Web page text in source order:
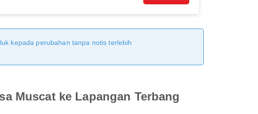
kepada perubahan tanpa notis terlebih
Muscat ke Lapangan Terbang